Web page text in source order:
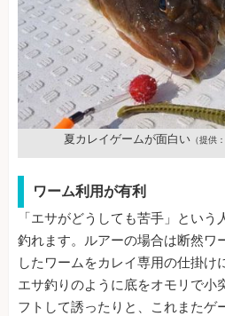
夏カレイゲームが面白い（提供
ワーム利用が有利
「エサがどうしても苦手」とい
釣れます。ルアーの場合は断然ワ
したワームをカレイ専用の仕掛け
エサ釣りのように底をオモリで小
フトして誘ったりと、これまたゲ